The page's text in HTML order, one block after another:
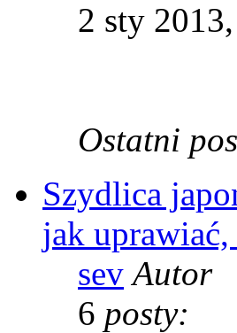
2 sty
Ostatni
Szydlica
jak
sev Autor
6 posty: